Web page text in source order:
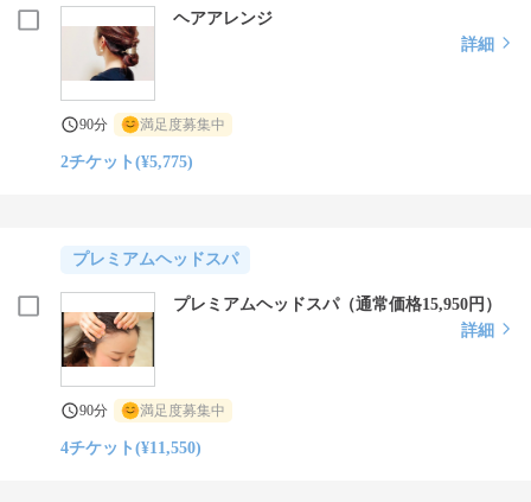
ヘアアレンジ
詳細
90分 満足度募集中
2チケット(¥5,775)
プレミアムヘッドスパ
プレミアムヘッドスパ（通常価格15,950円）
詳細
90分 満足度募集中
4チケット(¥11,550)